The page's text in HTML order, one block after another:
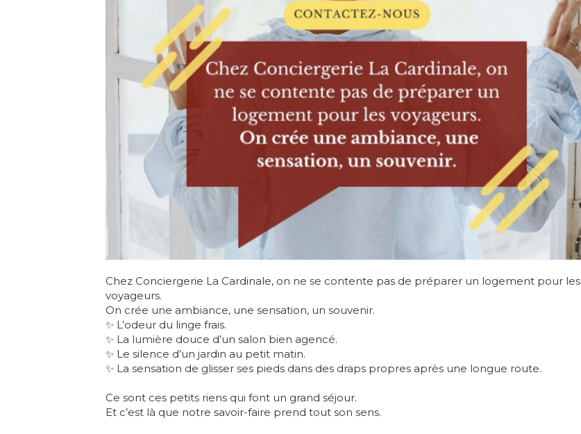
Chez Conciergerie La Cardinale, on ne se contente pas de préparer un logement pour les
voyageurs.
On crée une ambiance, une sensation, un souvenir.
✨ L’odeur du linge frais.
✨ La lumière douce d’un salon bien agencé.
✨ Le silence d’un jardin au petit matin.
✨ La sensation de glisser ses pieds dans des draps propres après une longue route.
Ce sont ces petits riens qui font un grand séjour.
Et c’est là que notre savoir-faire prend tout son sens.